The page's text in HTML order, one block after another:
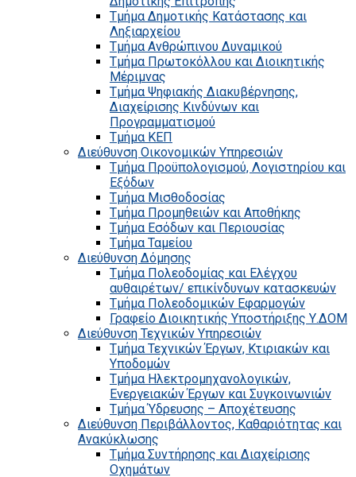
Τμήμα Δημοτικής Κατάστασης και
Ληξιαρχείου
Τμήμα Ανθρώπινου Δυναμικού
Τμήμα Πρωτοκόλλου και Διοικητικής
Μέριμνας
Τμήμα Ψηφιακής Διακυβέρνησης,
Διαχείρισης Κινδύνων και
Προγραμματισμού
Τμήμα ΚΕΠ
Διεύθυνση Οικονομικών Υπηρεσιών
Τμήμα Προϋπολογισμού, Λογιστηρίου και
Εξόδων
Τμήμα Μισθοδοσίας
Τμήμα Προμηθειών και Αποθήκης
Τμήμα Εσόδων και Περιουσίας
Τμήμα Ταμείου
Διεύθυνση Δόμησης
Τμήμα Πολεοδομίας και Ελέγχου
αυθαιρέτων/ επικίνδυνων κατασκευών
Τμήμα Πολεοδομικών Εφαρμογών
Γραφείο Διοικητικής Υποστήριξης Υ.ΔΟΜ
Διεύθυνση Τεχνικών Υπηρεσιών
Τμήμα Τεχνικών Έργων, Κτιριακών και
Υποδομών
Τμήμα Ηλεκτρομηχανολογικών,
Ενεργειακών Έργων και Συγκοινωνιών
Τμήμα Ύδρευσης – Αποχέτευσης
Διεύθυνση Περιβάλλοντος, Καθαριότητας και
Ανακύκλωσης
Τμήμα Συντήρησης και Διαχείρισης
Οχημάτων